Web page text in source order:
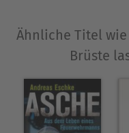
Ähnliche Titel
Brüste